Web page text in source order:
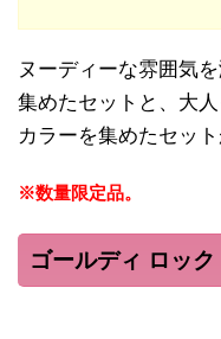
ヌーディーな雰囲気
集めたセットと、大
カラーを集めたセット
※数量限定品。
ゴールディ ロッ